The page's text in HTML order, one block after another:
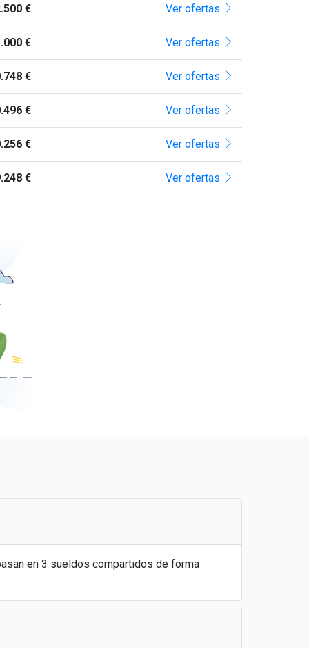
€ Ver ofertas
€ Ver ofertas
€ Ver ofertas
€ Ver ofertas
€ Ver ofertas
€ Ver ofertas
en 3 sueldos compartidos de forma